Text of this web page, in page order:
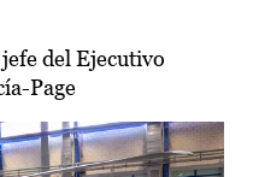
del Ejecutivo
Page